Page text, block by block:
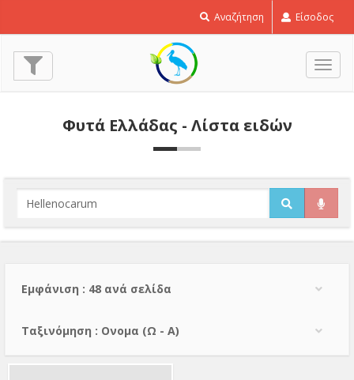
Αναζήτηση Είσοδος
Φυτά Ελλάδας - Λίστα ειδών
Εμφάνιση : 48 ανά σελίδα
Тαξινόμηση : Ονομα (Ω - Α)